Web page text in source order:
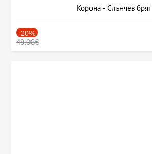
Корона - Слънчев бряг
-20%
49.08€